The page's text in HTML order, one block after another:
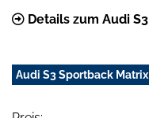
Details zum Audi
Audi S3 Sportback